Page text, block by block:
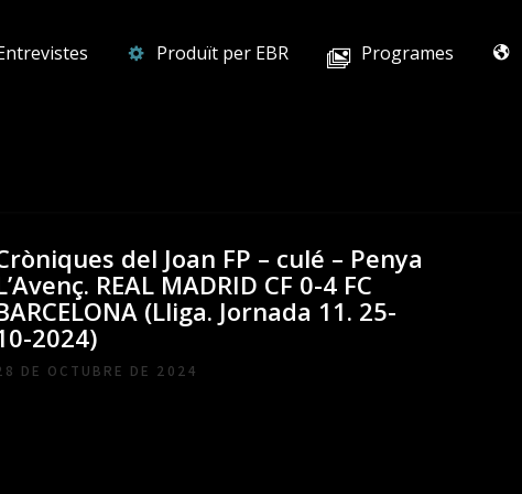
Produït per EBR Programes
del Joan FP – culé – Penya
REAL MADRID CF 0-4 FC
(Lliga. Jornada 11. 25-
2024)
DE OCTUBRE DE 2024